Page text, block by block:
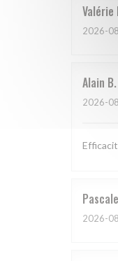
Valérie
2026-
Alain B
2026-
Pascale
2026-